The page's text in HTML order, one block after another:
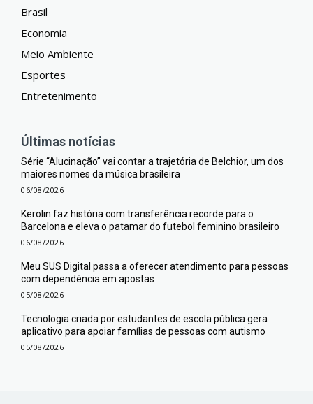
Brasil
Economia
Meio Ambiente
Esportes
Entretenimento
Últimas notícias
Série “Alucinação” vai contar a trajetória de Belchior, um dos
maiores nomes da música brasileira
06/08/2026
Kerolin faz história com transferência recorde para o
Barcelona e eleva o patamar do futebol feminino brasileiro
06/08/2026
Meu SUS Digital passa a oferecer atendimento para pessoas
com dependência em apostas
05/08/2026
Tecnologia criada por estudantes de escola pública gera
aplicativo para apoiar famílias de pessoas com autismo
05/08/2026